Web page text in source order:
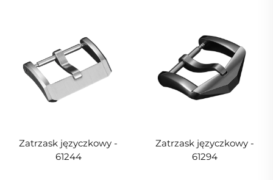
Zatrzask języczkowy -
61244
Zatrzask języczkowy -
61294